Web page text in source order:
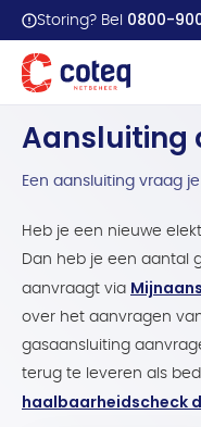
Storing? Bel 0800-
Home Aansluitingen
Aansluiting
Een aansluiting vraag
Heb je een nieuwe
Dan heb je een aantal
aanvraagt via
over het aanvragen
gasaansluiting
terug te leveren als
haalbaarheidscheck